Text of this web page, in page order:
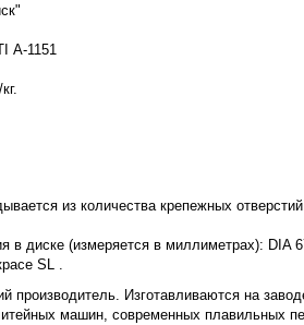
А-1151
из количества крепежных
в диске (измеряется в миллиметрах): DIA
SL .
производитель. Изготавливаются на
машин, современных плавильных